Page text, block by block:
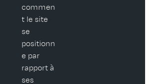
commen
t le site
se
positionn
e par
rapport à
ses